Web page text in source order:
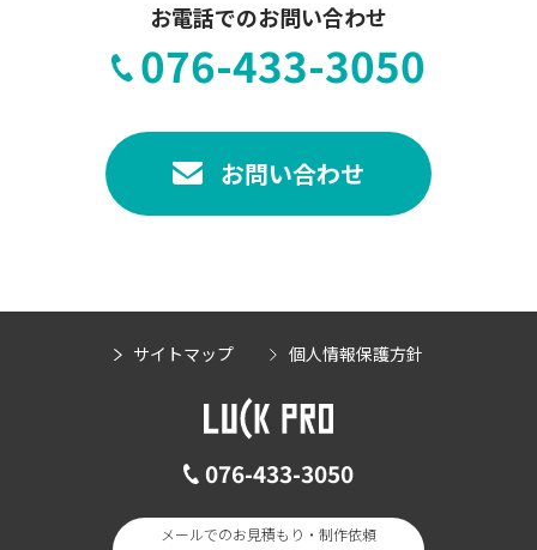
お電話でのお問い合わせ
076-433-3050
お問い合わせ
076-433-3050
メールでのお見積もり・制作依頼
サイトマップ 個人情報保護方針